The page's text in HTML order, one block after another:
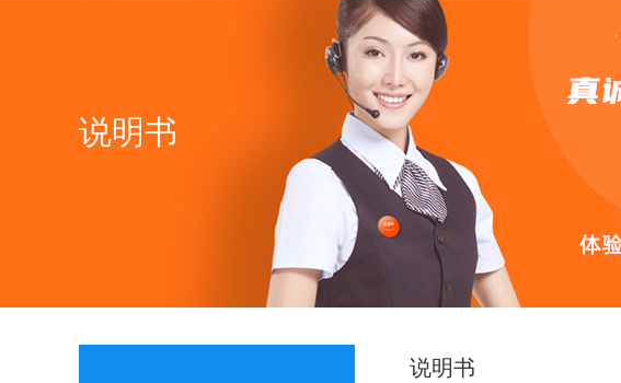
说明书
说明书